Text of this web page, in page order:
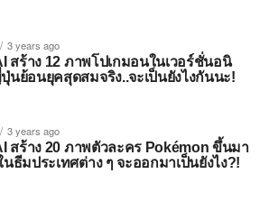
3 years ago
สร้าง 12 ภาพโปเกมอนในเวอร์ชั่นอนิ
นย้อนยุคสุดสมจริง..จะเป็นยังไงกันนะ!
3 years ago
สร้าง 20 ภาพตัวละคร Pokémon ขึ้นมา
นธีมประเทศต่าง ๆ จะออกมาเป็นยังไง?!